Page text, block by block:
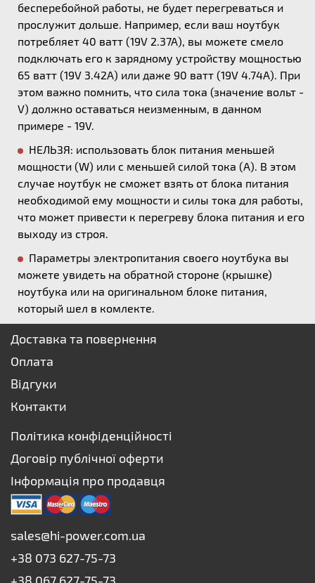
бесперебойной работы, не будет перегреваться и
прослужит дольше. Например, если ваш ноутбук
потребляет 40 ватт (19V 2.37A), вы можете смело
подключать его к зарядному устройству мощностью
65 ватт (19V 3.42A) или даже 90 ватт (19V 4.74A). При
этом важно помнить, что сила тока (значение вольт -
V) должно оставаться неизменным, в данном
примере - 19V.
НЕЛЬЗЯ: использовать блок питания меньшей
мощности (W) или с меньшей силой тока (А). В этом
случае ноутбук не сможет взять от блока питания
необходимой ему мощности и силы тока для работы,
что может привести к перегреву блока питания и его
выходу из строя.
Параметры электропитания своего ноутбука вы
можете увидеть на обратной стороне (крышке)
ноутбука или на оригинальном блоке питания,
который шел в комлекте.
Доставка та повернення
Оплата
Відгуки
Контакти
Політика конфіденційності
Договір публічної оферти
Інформація про продавця
sales@hi-power.com.ua
+38 073 627-75-73